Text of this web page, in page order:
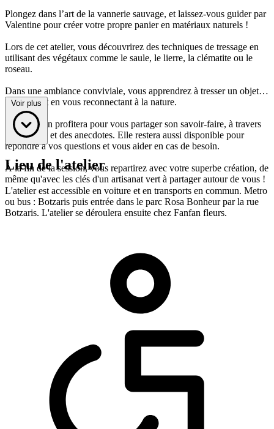
Plongez dans l’art de la vannerie sauvage, et laissez-vous guider par
Valentine pour créer votre propre panier en matériaux naturels !
Lors de cet atelier, vous découvrirez des techniques de tressage en
utilisant des végétaux comme le saule, le lierre, la clématite ou le
roseau.
Dans une ambiance conviviale, vous apprendrez à tresser un objet
unique tout en vous reconnectant à la nature.
Valentine en profitera pour vous partager son savoir-faire, à travers
des astuces et des anecdotes. Elle restera aussi disponible pour
répondre à vos questions et vous aider en cas de besoin.
À la fin de la session, vous repartirez avec votre superbe création, de
même qu'avec les clés d'un artisanat vert à partager autour de vous !
Lieu de l'atelier
L'atelier est accessible en voiture et en transports en commun. Metro
ou bus : Botzaris puis entrée dans le parc Rosa Bonheur par la rue
Botzaris. L'atelier se déroulera ensuite chez Fanfan fleurs.